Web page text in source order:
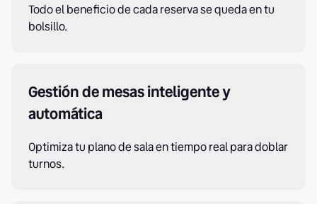
Todo el beneficio de cada reserva se queda en tu
bolsillo.
Gestión de mesas inteligente y
automática
Optimiza tu plano de sala en tiempo real para doblar
turnos.